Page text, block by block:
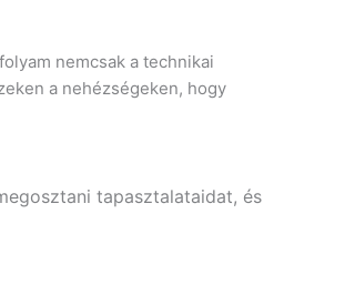
nemcsak a technikai
a nehézségeken, hogy
tapasztalataidat, és